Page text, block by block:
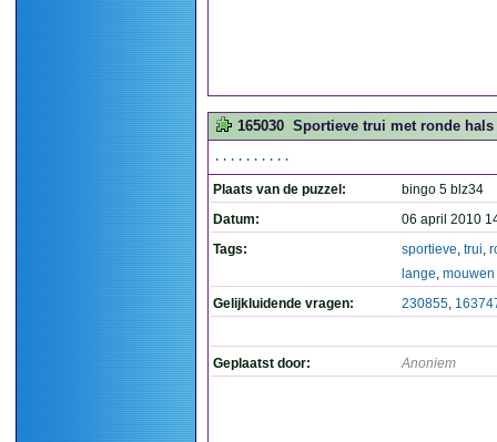
165030 Sportieve trui met ronde
..........
Plaats van de puzzel:
bingo 5 blz34
Datum:
06 april 2010
Tags:
sportieve, trui,
lange, mouwen
Gelijkluidende vragen:
230855,
Geplaatst door: Anoniem